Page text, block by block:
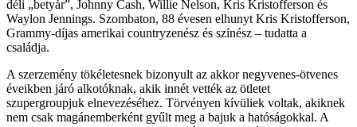
déli „betyár”, Johnny Cash, Willie Nelson, Kris Kristofferson és
Waylon Jennings. Szombaton, 88 évesen elhunyt Kris Kristofferson,
Grammy-díjas amerikai countryzenész és színész – tudatta a
családja.
A szerzemény tökéletesnek bizonyult az akkor negyvenes-ötvenes
éveikben járó alkotóknak, akik innét vették az ötletet
szupergroupjuk elnevezéséhez. Törvényen kívüliek voltak, akiknek
nem csak magánemberként gyűlt meg a bajuk a hatóságokkal. A